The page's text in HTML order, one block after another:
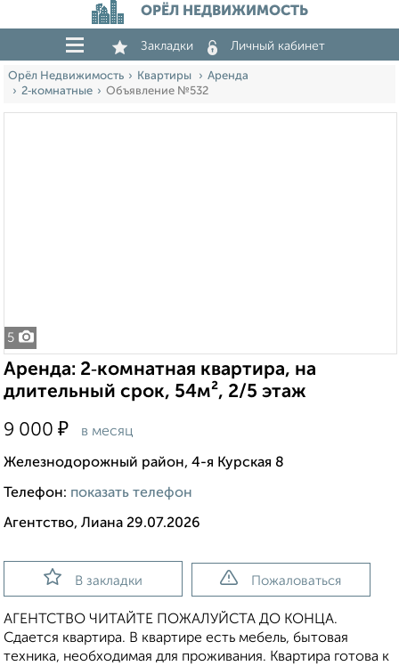
ОРЁЛ НЕДВИЖИМОСТЬ
Закладки Личный кабинет
Орёл Недвижимость Квартиры
Аренда
2‑комнатные
Объявление №532
5
Аренда: 2‑комнатная квартира, на
длительный срок, 54м², 2/5 этаж
9 000 ₽ в месяц
Железнодорожный район, 4-я Курская 8
Телефон: показать телефон
Агентство, Лиана 29.07.2026
В закладки Пожаловаться
АГЕНТСТВО ЧИТАЙТЕ ПОЖАЛУЙСТА ДО КОНЦА.
Сдается квартира. В квартире есть мебель, бытовая
техника, необходимая для проживания. Квартира готова к